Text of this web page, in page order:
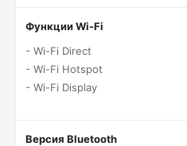
Функции Wi-Fi
- Wi-Fi Direct
- Wi-Fi Hotspot
- Wi-Fi Display
Версия Bluetooth